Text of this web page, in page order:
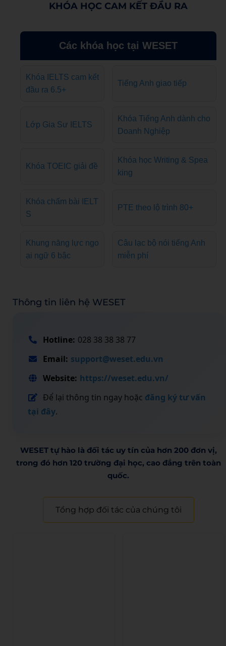
KHÓA HỌC CAM KẾT ĐẦU RA
Các khóa học tại WESET
Khóa IELTS cam kết
đầu ra 6.5+
Tiếng Anh giao tiếp
Lớp Gia Sư IELTS
Khóa Tiếng Anh dành cho
Doanh Nghiệp
Khóa TOEIC giải đề
Khóa học Writing & Spea
king
Khóa chấm bài IELT
S
PTE theo lộ trình 80+
Khung năng lực ngo
ại ngữ 6 bậc
Câu lạc bộ nói tiếng Anh
miễn phí
Thông tin liên hệ WESET
Hotline: 028 38 38 38 77
Email: support@weset.edu.vn
Website: https://weset.edu.vn/
Để lại thông tin ngay hoặc đăng ký tư vấn
tại đây.
WESET tự hào là đối tác uy tín của hơn 200 đơn vị,
trong đó hơn 120 trường đại học, cao đẳng trên toàn
quốc.​
Tổng hợp đối tác của chúng tôi